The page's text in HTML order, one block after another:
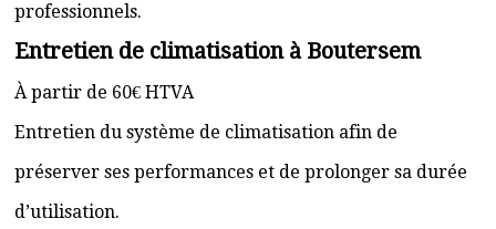
professionnels.
Entretien de climatisation à Boutersem
À partir de 60€ HTVA
Entretien du système de climatisation afin de
préserver ses performances et de prolonger sa durée
d’utilisation.